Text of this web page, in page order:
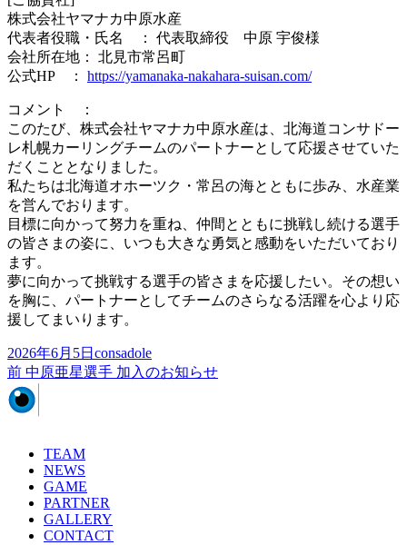
株式会社ヤマナカ中原水産
代表者役職・氏名 ： 代表取締役 中原 宇俊様
会社所在地： 北見市常呂町
公式HP ： https://yamanaka-nakahara-suisan.com/
コメント ：
このたび、株式会社ヤマナカ中原水産は、北海道コンサドー
レ札幌カーリングチームのパートナーとして応援させていた
だくこととなりました。
私たちは北海道オホーツク・常呂の海とともに歩み、水産業
を営んでおります。
目標に向かって努力を重ね、仲間とともに挑戦し続ける選手
の皆さまの姿に、いつも大きな勇気と感動をいただいており
ます。
夢に向かって挑戦する選手の皆さまを応援したい。その想い
を胸に、パートナーとしてチームのさらなる活躍を心より応
援してまいります。
投
稿
日:
2026年6月5日 作
成
consadole
投
稿
前 前
の
投
中原亜星選手 加入のお知らせ
TEAM
NEWS
GAME
PARTNER
GALLERY
CONTACT